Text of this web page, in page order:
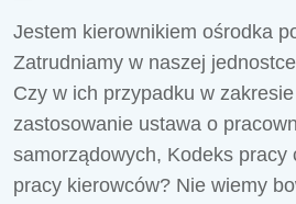
Jestem kierownikiem ośrodka
Zatrudniamy w naszej
Czy w ich przypadku w
zastosowanie ustawa o
samorządowych, Kodeks pracy
pracy kierowców? Nie wiemy